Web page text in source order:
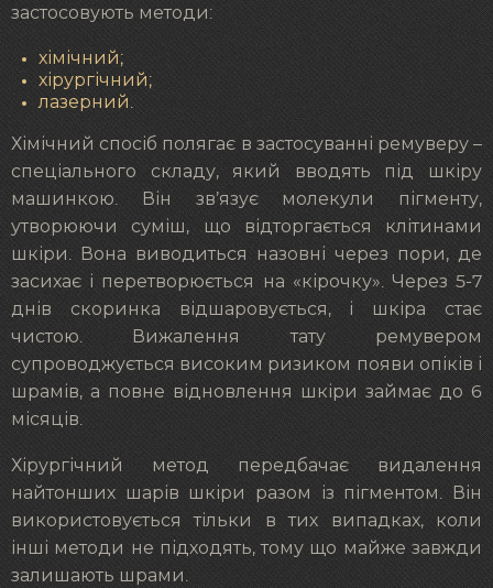
застосовують методи:
хімічний;
хірургічний;
лазерний.
Хімічний спосіб полягає в застосуванні ремуверу –
спеціального складу, який вводять під шкіру
машинкою. Він зв’язує молекули пігменту,
утворюючи суміш, що відторгається клітинами
шкіри. Вона виводиться назовні через пори, де
засихає і перетворюється на «кірочку». Через 5-7
днів скоринка відшаровується, і шкіра стає
чистою. Вижалення тату ремувером
супроводжується високим ризиком появи опіків і
шрамів, а повне відновлення шкіри займає до 6
місяців.
Хірургічний метод передбачає видалення
найтонших шарів шкіри разом із пігментом. Він
використовується тільки в тих випадках, коли
інші методи не підходять, тому що майже завжди
залишають шрами.